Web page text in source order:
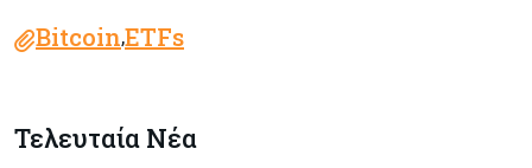
Bitcoin,ETFs
Τελευταία Νέα